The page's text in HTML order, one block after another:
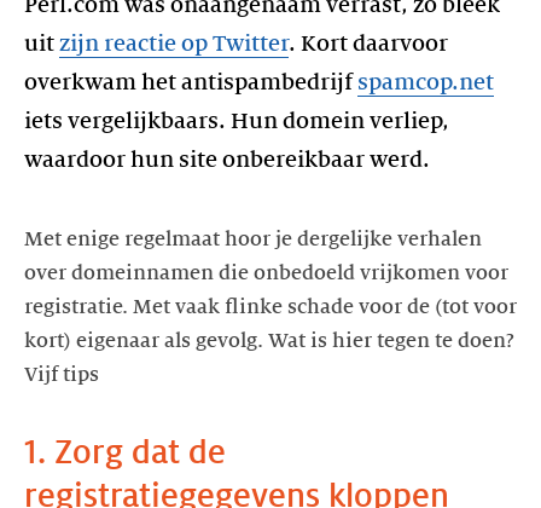
uit zijn reactie op Twitter. Kort daarvoor
overkwam het antispambedrijf spamcop.net
iets vergelijkbaars. Hun domein verliep,
waardoor hun site onbereikbaar werd.
Met enige regelmaat hoor je dergelijke verhalen
over domeinnamen die onbedoeld vrijkomen voor
registratie. Met vaak flinke schade voor de (tot voor
kort) eigenaar als gevolg. Wat is hier tegen te doen?
Vijf tips
1. Zorg dat de
registratiegegevens kloppen